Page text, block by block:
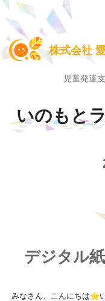
株式会社
児童発達
いのもと
デジタル
みなさん、こんにちは